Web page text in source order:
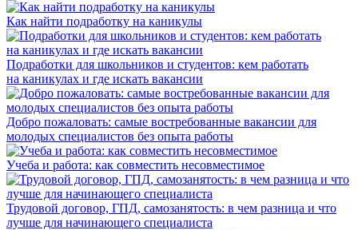
Как найти подработку на каникулы
Подработки для школьников и студентов: кем работать
на каникулах и где искать вакансии
Добро пожаловать: самые востребованные вакансии для
молодых специалистов без опыта работы
Учеба и работа: как совместить несовместимое
Трудовой договор, ГПД, самозанятость: в чем разница и что
лучше для начинающего специалиста